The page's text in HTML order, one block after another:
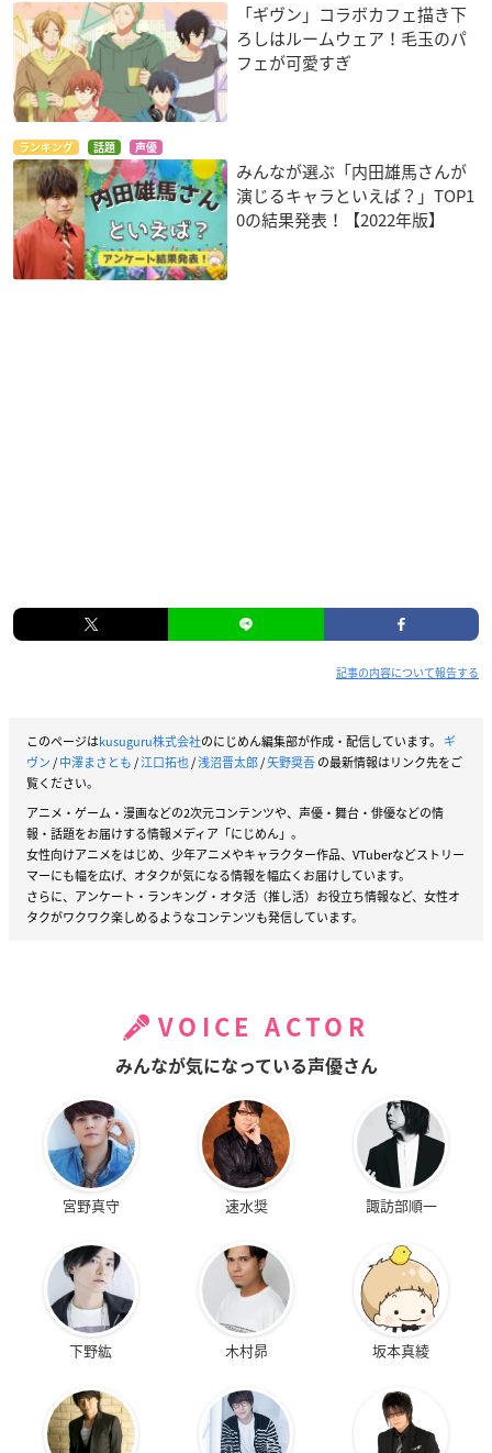
「ギヴン」コラボカフェ描き下
ろしはルームウェア！毛玉のパ
フェが可愛すぎ
ランキング 話題 声優
みんなが選ぶ「内田雄馬さんが
演じるキャラといえば？」TOP1
0の結果発表！【2022年版】
記事の内容について報告する
このページはkusuguru株式会社のにじめん編集部が作成・配信しています。 ギ
ヴン/中澤まさとも/江口拓也/浅沼晋太郎/矢野奨吾の最新情報はリンク先をご
覧ください。
アニメ・ゲーム・漫画などの2次元コンテンツや、声優・舞台・俳優などの情
報・話題をお届けする情報メディア「にじめん」。
女性向けアニメをはじめ、少年アニメやキャラクター作品、VTuberなどストリー
マーにも幅を広げ、オタクが気になる情報を幅広くお届けしています。
さらに、アンケート・ランキング・オタ活（推し活）お役立ち情報など、女性オ
タクがワクワク楽しめるようなコンテンツも発信しています。
VOICE ACTOR
みんなが気になっている声優さん
宮野真守 速水奨 諏訪部順一
下野紘 木村昴 坂本真綾